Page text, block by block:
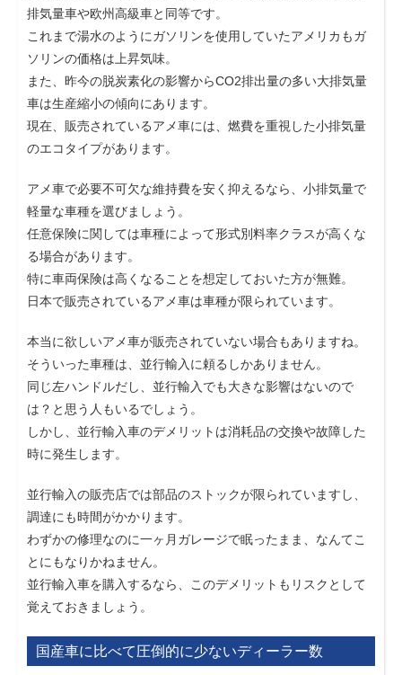
排気量車や欧州高級車と同等です。
これまで湯水のようにガソリンを使用していたアメリカもガ
ソリンの価格は上昇気味。
また、昨今の脱炭素化の影響からCO2排出量の多い大排気量
車は生産縮小の傾向にあります。
現在、販売されているアメ車には、燃費を重視した小排気量
のエコタイプがあります。
アメ車で必要不可欠な維持費を安く抑えるなら、小排気量で
軽量な車種を選びましょう。
任意保険に関しては車種によって形式別料率クラスが高くな
る場合があります。
特に車両保険は高くなることを想定しておいた方が無難。
日本で販売されているアメ車は車種が限られています。
本当に欲しいアメ車が販売されていない場合もありますね。
そういった車種は、並行輸入に頼るしかありません。
同じ左ハンドルだし、並行輸入でも大きな影響はないので
は？と思う人もいるでしょう。
しかし、並行輸入車のデメリットは消耗品の交換や故障した
時に発生します。
並行輸入の販売店では部品のストックが限られていますし、
調達にも時間がかかります。
わずかの修理なのに一ヶ月ガレージで眠ったまま、なんてこ
とにもなりかねません。
並行輸入車を購入するなら、このデメリットもリスクとして
覚えておきましょう。
国産車に比べて圧倒的に少ないディーラー数